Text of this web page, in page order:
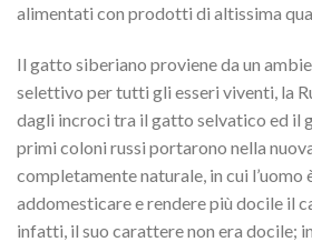
alimentati con prodotti di altissima
Il gatto siberiano proviene da un
selettivo per tutti gli esseri viventi, la
dagli incroci tra il gatto selvatico ed il
primi coloni russi portarono nella
completamente naturale, in cui
addomesticare e rendere più docile il
infatti, il suo carattere non era docile;